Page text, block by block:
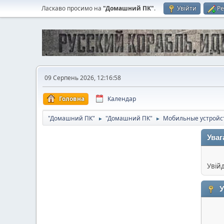
Ласкаво просимо на "Домашний ПК". Увійти
09 Серпень 2026, 12:16:58
Головна Календар
"Домашний ПК" ► "Домашний ПК" ► Мобильные